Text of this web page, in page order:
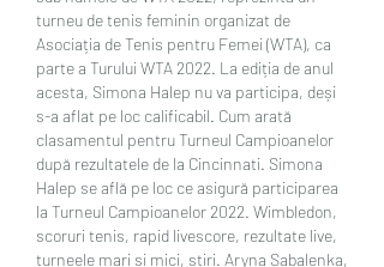
turneu de tenis feminin organizat de
Asociația de Tenis pentru Femei (WTA), ca
parte a Turului WTA 2022. La ediția de anul
acesta, Simona Halep nu va participa, deși
s-a aflat pe loc calificabil. Cum arată
clasamentul pentru Turneul Campioanelor
după rezultatele de la Cincinnati. Simona
Halep se află pe loc ce asigură participarea
la Turneul Campioanelor 2022. Wimbledon,
scoruri tenis, rapid livescore, rezultate live,
turneele mari și mici, știri. Aryna Sabalenka,